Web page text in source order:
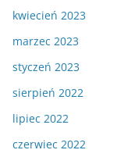
kwiecień 2023
marzec 2023
styczeń 2023
sierpień 2022
lipiec 2022
czerwiec 2022